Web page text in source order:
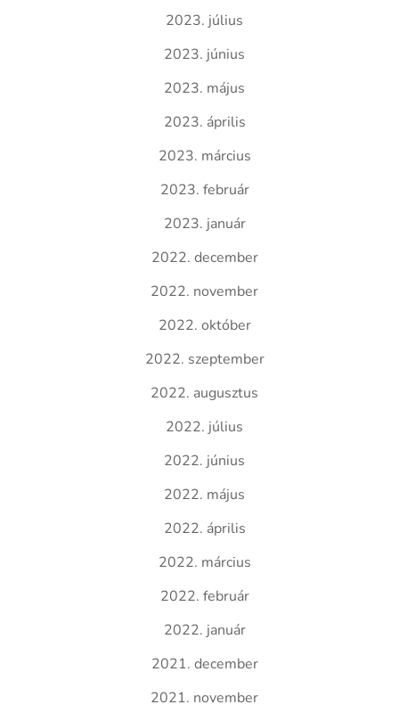
2023. július
2023. június
2023. május
2023. április
2023. március
2023. február
2023. január
2022. december
2022. november
2022. október
2022. szeptember
2022. augusztus
2022. július
2022. június
2022. május
2022. április
2022. március
2022. február
2022. január
2021. december
2021. november